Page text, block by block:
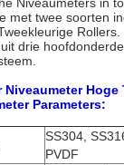
met twee soorten
drie
Hoge
Parameters:
SS304,
PVDF